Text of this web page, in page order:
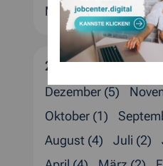
März (1)
Februar
2016
Dezember (5)
Oktober (1)
August (4)
Juli (2)